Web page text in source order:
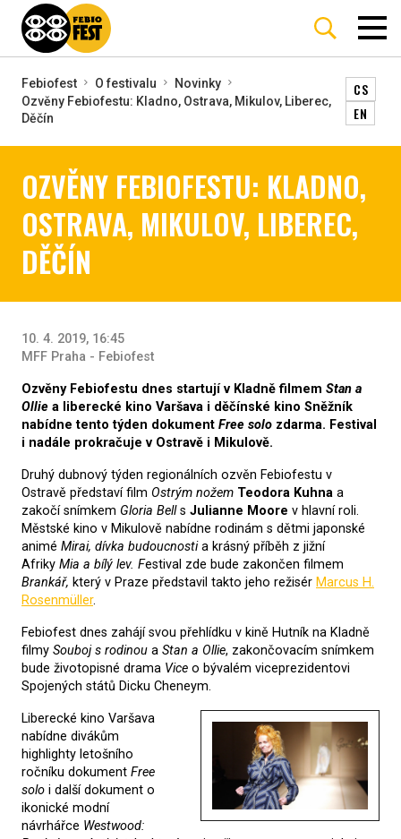
Febiofest O festivalu
Novinky
Ozvěny Febiofestu: Kladno, Ostrava, Mikulov, Liberec,
Děčín
CS
EN
OZVĚNY FEBIOFESTU: KLADNO,
OSTRAVA, MIKULOV, LIBEREC,
DĚČÍN
10. 4. 2019, 16:45
MFF Praha - Febiofest
Ozvěny Febiofestu dnes startují v Kladně filmem Stan a
Ollie a liberecké kino Varšava i děčínské kino Sněžník
nabídne tento týden dokument Free solo zdarma. Festival
i nadále prokračuje v Ostravě i Mikulově.
Druhý dubnový týden regionálních ozvěn Febiofestu v
Ostravě představí film Ostrým nožem Teodora Kuhna a
zakočí snímkem Gloria Bells Julianne Moore v hlavní roli.
Městské kino v Mikulově nabídne rodinám s dětmi japonské
animé Mirai, dívka budoucnostia krásný příběh z jižní
Afriky Mia a bílý lev. Festival zde bude zakončen filmem
Brankář, který v Praze představil takto jeho režisér Marcus H.
Rosenmüller.
Febiofest dnes zahájí svou přehlídku v kině Hutník na Kladně
filmy Souboj s rodinou a Stan a Ollie, zakončovacím snímkem
bude životopisné drama Vice o bývalém viceprezidentovi
Spojených států Dicku Cheneym.
Liberecké kino Varšava
nabídne divákům
highlighty letošního
ročníku dokument Free
solo i další dokument o
ikonické modní
návrhářce Westwood: